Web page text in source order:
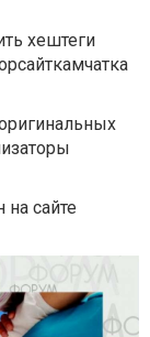
хештеги
сайте